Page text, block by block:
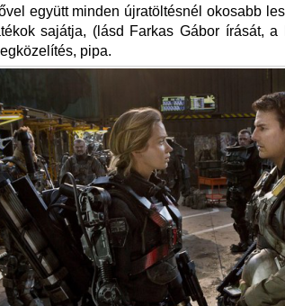
együtt minden újratöltésnél okosabb
sajátja, (lásd Farkas Gábor írását, a
pipa.